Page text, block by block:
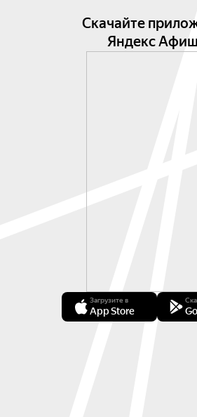
Скачайте
Яндекс
Загрузите в
App Store